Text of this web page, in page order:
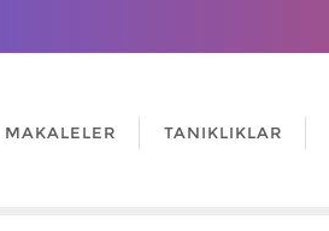
MAKALELER TANIKLIKLAR